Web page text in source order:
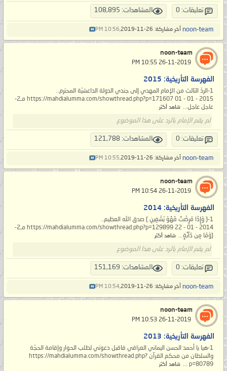
تعليقات: 0 المشاهدات: 108,895
noon-team آخر مشاركة: 26-11-2019, 10:56 PM
noon-team
الفهرسة التأريخية: 2015
1-الردّ الثالث من الإمام المهدي إلى جندي الدولة الداعشيّة المحترم..
https://mahdialumma.com/showthread.php?p=171607 01 - 01 - 2015 مـ2-
عاجل عاجل... شاهد أكثر
لم يقم الإمام بالرد على هذا الموضوع
تعليقات: 0 المشاهدات: 121,788
noon-team آخر مشاركة: 26-11-2019, 10:55 PM
noon-team
الفهرسة التأريخية: 2014
1-{ وَإِذَا مَرِضْتُ فَهُوَ يَشْفِينِ } صدق الله العظيم..
https://mahdialumma.com/showthread.php?p=129899 22 - 01 - 2014 مـ2-
{وَمَا مِن دَآبَّةٍ... شاهد أكثر
لم يقم الإمام بالرد على هذا الموضوع
تعليقات: 0 المشاهدات: 151,169
noon-team آخر مشاركة: 26-11-2019, 10:54 PM
noon-team
الفهرسة التأريخية: 2013
1-هيا يا أحمد الحسن اليماني العراقي فاقبل دعوتي لطلب الحوار وإقامة الحجّة
والسلطان من محكم القرآن https://mahdialumma.com/showthread.php?
p=80789 ...
شاهد أكثر